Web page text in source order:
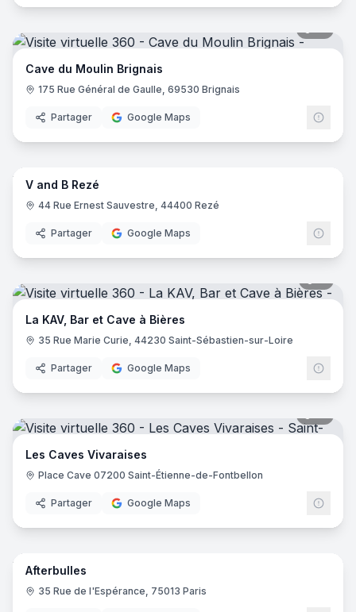
Cave du Moulin Brignais
175 Rue Général de Gaulle, 69530 Brignais
Partager Google Maps
11
V and B Rezé
44 Rue Ernest Sauvestre, 44400 Rezé
Partager Google Maps
La KAV, Bar et Cave à Bières
35 Rue Marie Curie, 44230 Saint-Sébastien-sur-Loire
Partager Google Maps
Les Caves Vivaraises
Place Cave 07200 Saint-Étienne-de-Fontbellon‎
Partager Google Maps
7
Afterbulles
35 Rue de l'Espérance, 75013 Paris